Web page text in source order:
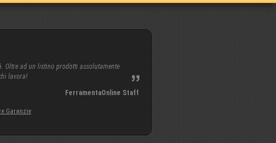
Oltre ad un listino prodotti assolutamente
lavora!
FerramentaOnline Staff
Garanzie